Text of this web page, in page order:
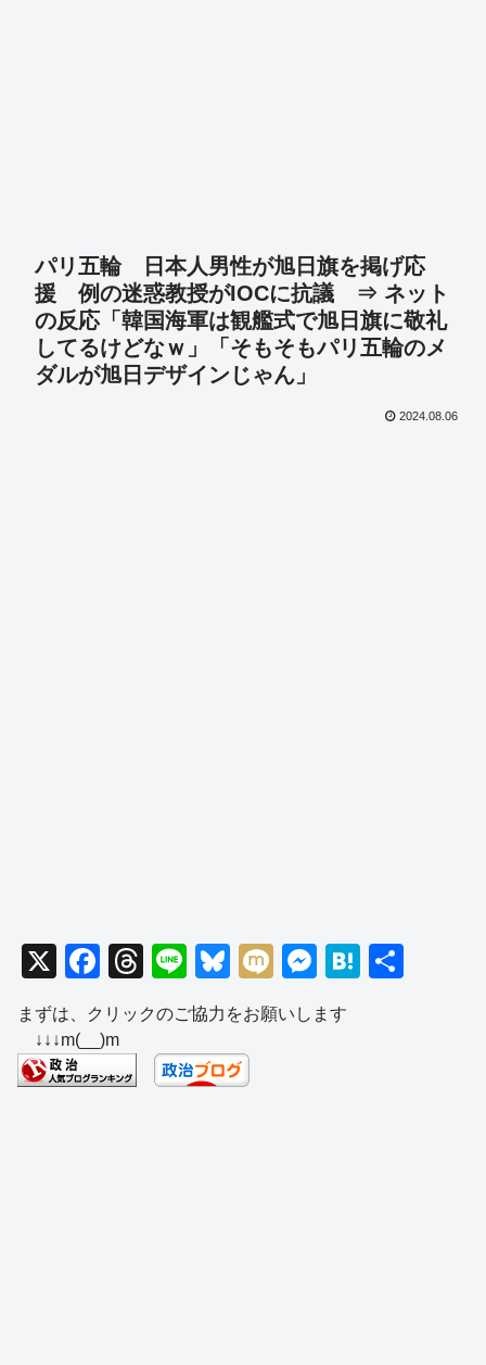
パリ五輪 日本人男性が旭日旗を掲げ応
援 例の迷惑教授がIOCに抗議 ⇒ ネット
の反応「韓国海軍は観艦式で旭日旗に敬礼
してるけどなｗ」「そもそもパリ五輪のメ
ダルが旭日デザインじゃん」
2024.08.06
X
F
a
c
e
b
T
hr
e
a
d
Li
n
e
Bl
u
e
sk
y
M
ixi
M
e
ss
H
まずは、クリックのご協力をお願いします
↓↓↓m(__)m